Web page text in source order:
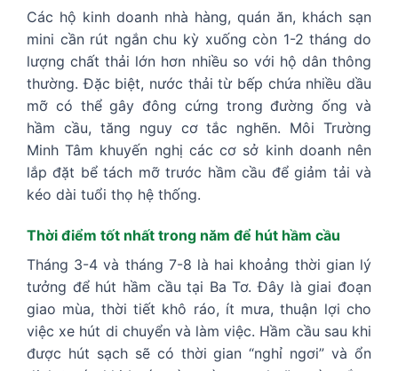
Các hộ kinh doanh nhà hàng, quán ăn, khách sạn
mini cần rút ngắn chu kỳ xuống còn 1-2 tháng do
lượng chất thải lớn hơn nhiều so với hộ dân thông
thường. Đặc biệt, nước thải từ bếp chứa nhiều dầu
mỡ có thể gây đông cứng trong đường ống và
hầm cầu, tăng nguy cơ tắc nghẽn. Môi Trường
Minh Tâm khuyến nghị các cơ sở kinh doanh nên
lắp đặt bể tách mỡ trước hầm cầu để giảm tải và
kéo dài tuổi thọ hệ thống.
Thời điểm tốt nhất trong năm để hút hầm cầu
Tháng 3-4 và tháng 7-8 là hai khoảng thời gian lý
tưởng để hút hầm cầu tại Ba Tơ. Đây là giai đoạn
giao mùa, thời tiết khô ráo, ít mưa, thuận lợi cho
việc xe hút di chuyển và làm việc. Hầm cầu sau khi
được hút sạch sẽ có thời gian “nghỉ ngơi” và ổn